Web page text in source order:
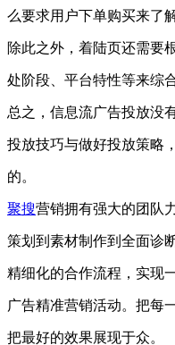
么要求用户下单购买来了
除此之外，着陆页还需要
处阶段、平台特性等来综
总之，信息流广告投放没
投放技巧与做好投放策略
的。
聚搜营销拥有强大的团队
策划到素材制作到全面诊
精细化的合作流程，实现
广告精准营销活动。把每
把最好的效果展现于众。